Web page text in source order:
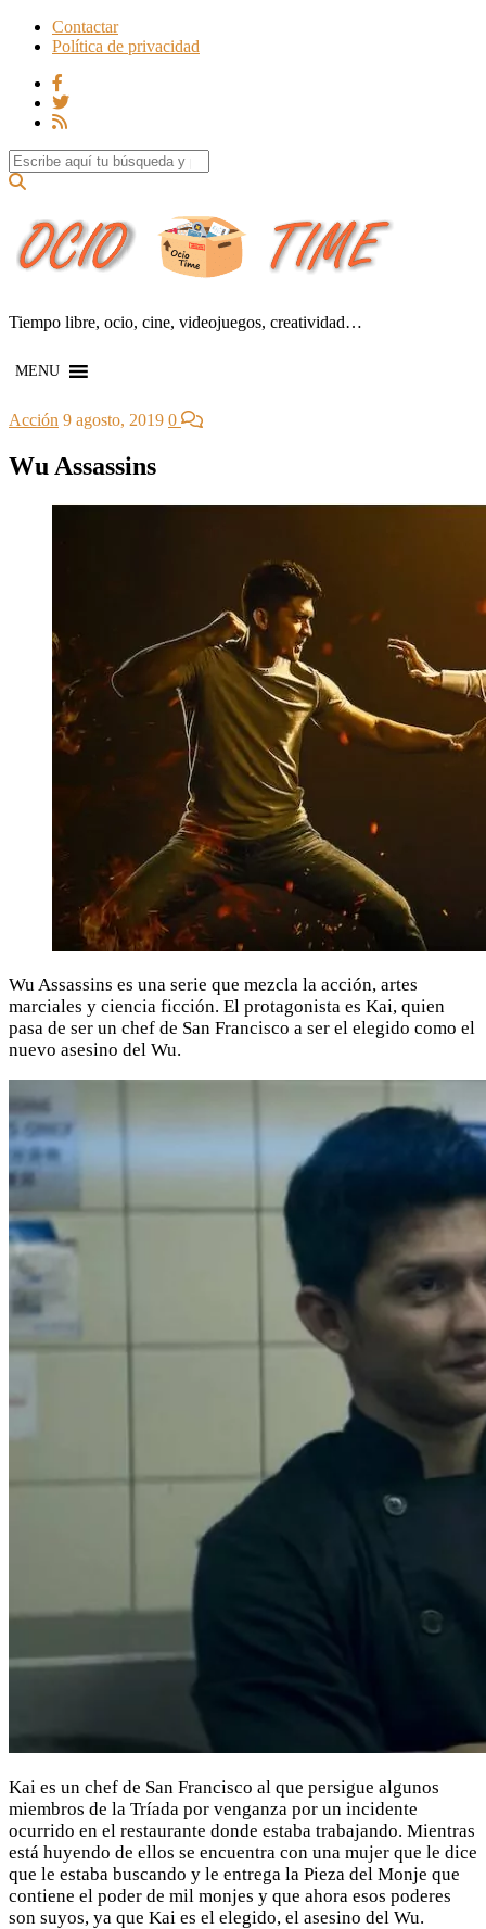
Contactar
Política de privacidad
Search for:
Tiempo libre, ocio, cine, videojuegos, creatividad…
MENU
Acción 9 agosto, 2019 0
Wu Assassins
Wu Assassins es una serie que mezcla la acción, artes
marciales y ciencia ficción. El protagonista es Kai, quien
pasa de ser un chef de San Francisco a ser el elegido como el
nuevo asesino del Wu.
Kai es un chef de San Francisco al que persigue algunos
miembros de la Tríada por venganza por un incidente
ocurrido en el restaurante donde estaba trabajando. Mientras
está huyendo de ellos se encuentra con una mujer que le dice
que le estaba buscando y le entrega la Pieza del Monje que
contiene el poder de mil monjes y que ahora esos poderes
son suyos, ya que Kai es el elegido, el asesino del Wu.